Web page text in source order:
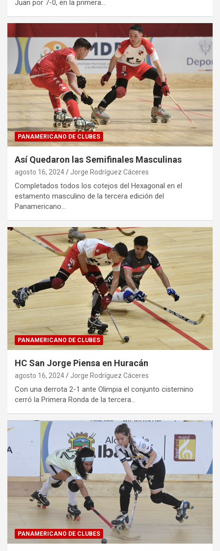
Juan por 7-0, en la primera…
PANAMERICANO DE CLUBES
Así Quedaron las Semifinales Masculinas
agosto 16, 2024 Jorge Rodríguez Cáceres
Completados todos los cotejos del Hexagonal en el
estamento masculino de la tercera edición del
Panamericano…
PANAMERICANO DE CLUBES
HC San Jorge Piensa en Huracán
agosto 16, 2024 Jorge Rodríguez Cáceres
Con una derrota 2-1 ante Olimpia el conjunto cisternino
cerró la Primera Ronda de la tercera…
PANAMERICANO DE CLUBES